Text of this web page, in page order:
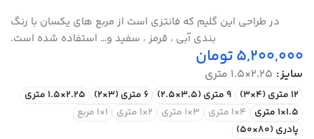
در طراحی این گلیم که فانتزی است از مربع های یکسان با رنگ
بندی آبی ، قرمز ، سفید و… استفاده شده است.
5,200,000تومان
سایز 2.25×1.5 متری
12 متری (4×3) 9 متری (3.5×2.5) 6 متری (3×2)
2.25×1.5 متری
1.5×1 متری
4×1 متری 3×1 متری 2×1 متری
1×1 مربع
پادری (80×50)